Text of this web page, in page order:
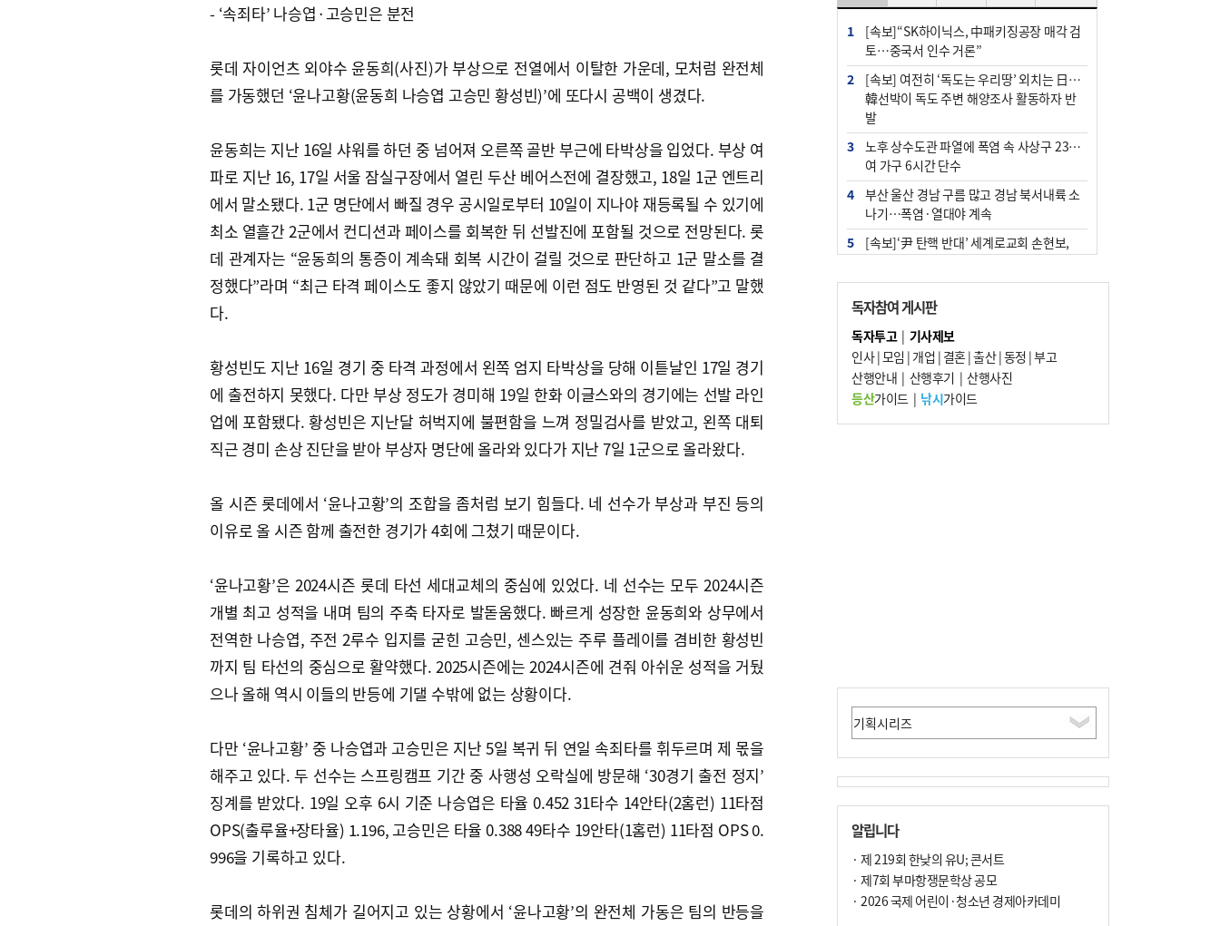
- ‘속죄타’ 나승엽·고승민은 분전
롯데 자이언츠 외야수 윤동희(사진)가 부상으로 전열에서 이탈한 가운데, 모처럼 완전체
를 가동했던 ‘윤나고황(윤동희 나승엽 고승민 황성빈)’에 또다시 공백이 생겼다.
윤동희는 지난 16일 샤워를 하던 중 넘어져 오른쪽 골반 부근에 타박상을 입었다. 부상 여
파로 지난 16, 17일 서울 잠실구장에서 열린 두산 베어스전에 결장했고, 18일 1군 엔트리
에서 말소됐다. 1군 명단에서 빠질 경우 공시일로부터 10일이 지나야 재등록될 수 있기에
최소 열흘간 2군에서 컨디션과 페이스를 회복한 뒤 선발진에 포함될 것으로 전망된다. 롯
데 관계자는 “윤동희의 통증이 계속돼 회복 시간이 걸릴 것으로 판단하고 1군 말소를 결
정했다”라며 “최근 타격 페이스도 좋지 않았기 때문에 이런 점도 반영된 것 같다”고 말했
다.
황성빈도 지난 16일 경기 중 타격 과정에서 왼쪽 엄지 타박상을 당해 이튿날인 17일 경기
에 출전하지 못했다. 다만 부상 정도가 경미해 19일 한화 이글스와의 경기에는 선발 라인
업에 포함됐다. 황성빈은 지난달 허벅지에 불편함을 느껴 정밀검사를 받았고, 왼쪽 대퇴
직근 경미 손상 진단을 받아 부상자 명단에 올라와 있다가 지난 7일 1군으로 올라왔다.
올 시즌 롯데에서 ‘윤나고황’의 조합을 좀처럼 보기 힘들다. 네 선수가 부상과 부진 등의
이유로 올 시즌 함께 출전한 경기가 4회에 그쳤기 때문이다.
‘윤나고황’은 2024시즌 롯데 타선 세대교체의 중심에 있었다. 네 선수는 모두 2024시즌
개별 최고 성적을 내며 팀의 주축 타자로 발돋움했다. 빠르게 성장한 윤동희와 상무에서
전역한 나승엽, 주전 2루수 입지를 굳힌 고승민, 센스있는 주루 플레이를 겸비한 황성빈
까지 팀 타선의 중심으로 활약했다. 2025시즌에는 2024시즌에 견줘 아쉬운 성적을 거뒀
으나 올해 역시 이들의 반등에 기댈 수밖에 없는 상황이다.
다만 ‘윤나고황’ 중 나승엽과 고승민은 지난 5일 복귀 뒤 연일 속죄타를 휘두르며 제 몫을
해주고 있다. 두 선수는 스프링캠프 기간 중 사행성 오락실에 방문해 ‘30경기 출전 정지’
징계를 받았다. 19일 오후 6시 기준 나승엽은 타율 0.452 31타수 14안타(2홈런) 11타점
OPS(출루율+장타율) 1.196, 고승민은 타율 0.388 49타수 19안타(1홈런) 11타점 OPS 0.
996을 기록하고 있다.
롯데의 하위권 침체가 길어지고 있는 상황에서 ‘윤나고황’의 완전체 가동은 팀의 반등을
1
[속보]“SK하이닉스, 中패키징공장 매각 검
토…중국서 인수 거론”
2
[속보] 여전히 ‘독도는 우리땅’ 외치는 日…
韓선박이 독도 주변 해양조사 활동하자 반
발
3
노후 상수도관 파열에 폭염 속 사상구 2300
여 가구 6시간 단수
4
부산 울산 경남 구름 많고 경남 북서내륙 소
나기…폭염·열대야 계속
5
[속보]‘尹 탄핵 반대’ 세계로교회 손현보,
군사기밀 유출자 색출 지시
7
부산 주유소 휘발유 평균가 ℓ당 1849원…
전주보다 3원 ↓
8
[속보] ‘심판 성접대’ 논란 축구협회 공식 사
과…“현재는 부적절 행위 없어”
독자참여 게시판
독자투고| 기사제보
인사|모임 | 개업 | 결혼|출산|동정 |부고
산행안내 | 산행후기 | 산행사진
등산가이드| 낚시가이드
알립니다
· 제 219회 한낮의 유U; 콘서트
· 제7회 부마항쟁문학상 공모
· 2026 국제 어린이·청소년 경제아카데미